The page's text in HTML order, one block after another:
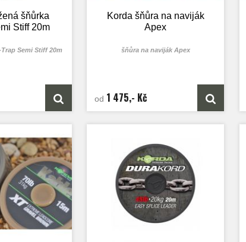
šňůrka
Stiff 20m
Semi Stiff 20m
Korda šňůra na naviják
Apex
šňůra na naviják Apex
od 1 475,- Kč